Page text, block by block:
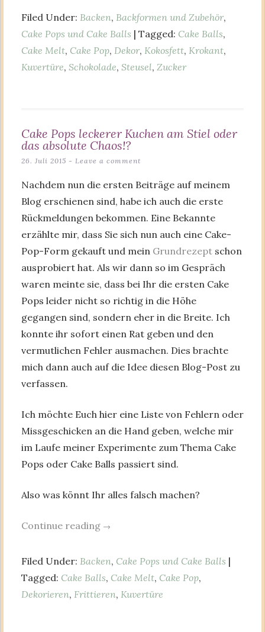
Filed Under: Backen, Backformen und Zubehör,
Cake Pops und Cake Balls | Tagged: Cake Balls,
Cake Melt, Cake Pop, Dekor, Kokosfett, Krokant,
Kuvertüre, Schokolade, Steusel, Zucker
Cake Pops leckerer Kuchen am Stiel oder
das absolute Chaos!?
26. Juli 2015 Leave a comment
Nachdem nun die ersten Beiträge auf meinem
Blog erschienen sind, habe ich auch die erste
Rückmeldungen bekommen. Eine Bekannte
erzählte mir, dass Sie sich nun auch eine Cake-
Pop-Form gekauft und mein Grundrezept schon
ausprobiert hat. Als wir dann so im Gespräch
waren meinte sie, dass bei Ihr die ersten Cake
Pops leider nicht so richtig in die Höhe
gegangen sind, sondern eher in die Breite. Ich
konnte ihr sofort einen Rat geben und den
vermutlichen Fehler ausmachen. Dies brachte
mich dann auch auf die Idee diesen Blog-Post zu
verfassen.
Ich möchte Euch hier eine Liste von Fehlern oder
Missgeschicken an die Hand geben, welche mir
im Laufe meiner Experimente zum Thema Cake
Pops oder Cake Balls passiert sind.
Also was könnt Ihr alles falsch machen?
Continue reading →
Filed Under: Backen, Cake Pops und Cake Balls |
Tagged: Cake Balls, Cake Melt, Cake Pop,
Dekorieren, Frittieren, Kuvertüre